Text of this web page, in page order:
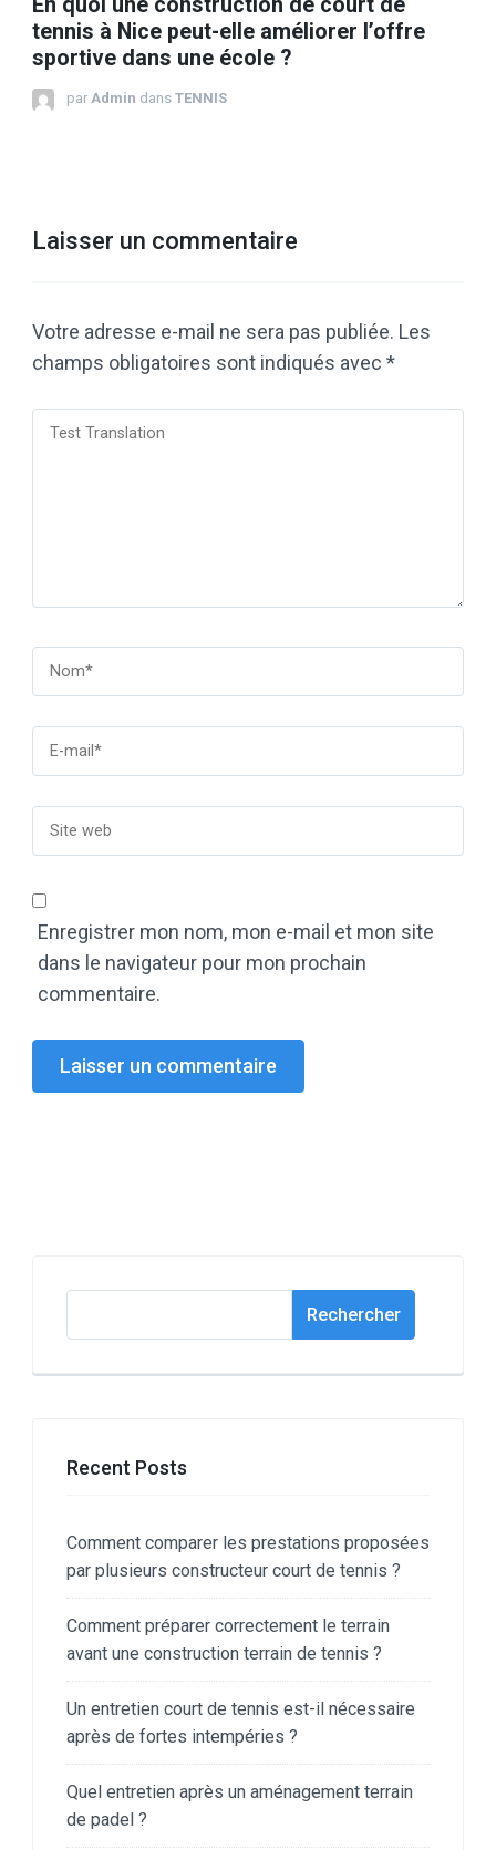
tennis à Nice peut-elle améliorer l’offre
sportive dans une école ?
par Admin dans TENNIS
Laisser un commentaire
Votre adresse e-mail ne sera pas publiée. Les
champs obligatoires sont indiqués avec *
Enregistrer mon nom, mon e-mail et mon site
dans le navigateur pour mon prochain
commentaire.
Rechercher
Recent Posts
Comment comparer les prestations proposées
par plusieurs constructeur court de tennis ?
Comment préparer correctement le terrain
avant une construction terrain de tennis ?
Un entretien court de tennis est-il nécessaire
après de fortes intempéries ?
Quel entretien après un aménagement terrain
de padel ?